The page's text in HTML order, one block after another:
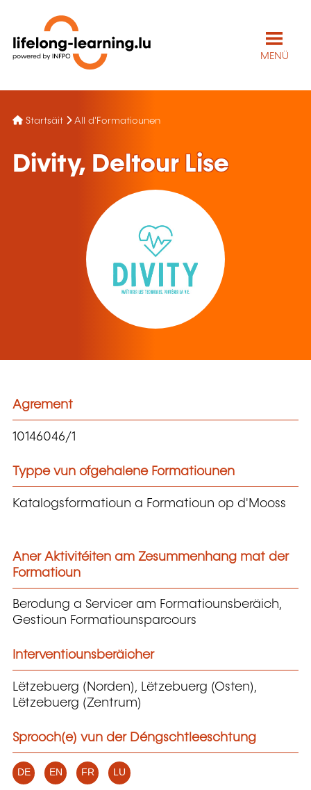
MENÜ
Startsäit All d'Formatiounen
Divity, Deltour Lise
Agrement
10146046/1
Typpe vun ofgehalene Formatiounen
Katalogsformatioun a Formatioun op d'Mooss
Aner Aktivitéiten am Zesummenhang mat der
Formatioun
Berodung a Servicer am Formatiounsberäich,
Gestioun Formatiounsparcours
Interventiounsberäicher
Lëtzebuerg (Norden), Lëtzebuerg (Osten),
Lëtzebuerg (Zentrum)
Sprooch(e) vun der Déngschtleeschtung
DE EN FR LU